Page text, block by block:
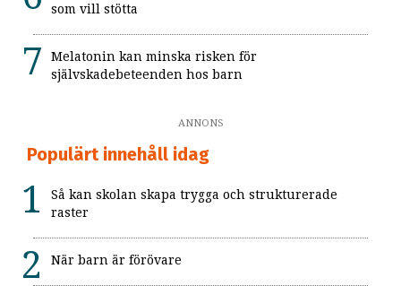
som vill stötta
Melatonin kan minska risken för
självskadebeteenden hos barn
ANNONS
Populärt innehåll idag
Så kan skolan skapa trygga och strukturerade
raster
När barn är förövare